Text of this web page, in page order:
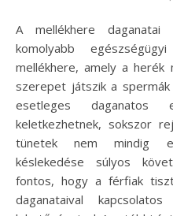
A mellékhere daganatai viszonylag ritka, de annál
komolyabb
mellékhere, amely a
szerepet játszik a
esetleges daganatos
keletkezhetnek, sokszor
tünetek nem mindig
késlekedése súlyos
fontos, hogy a férfiak
daganataival